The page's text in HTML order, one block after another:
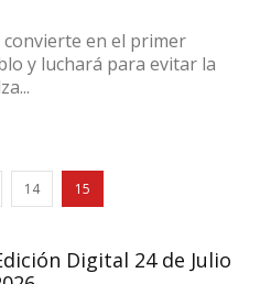
convierte en el primer
y luchará para evitar la
14 15